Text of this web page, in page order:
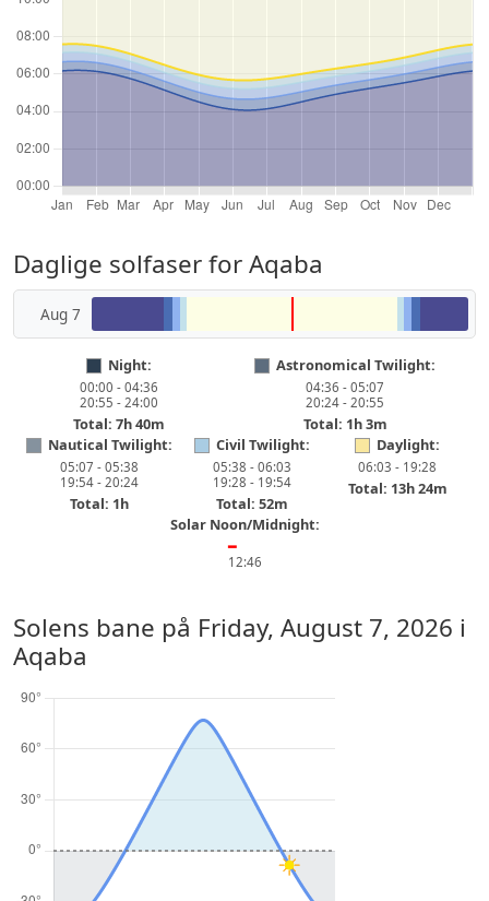
Daglige solfaser for Aqaba
Aug 7
Night:
00:00 - 04:36
20:55 - 24:00
Total: 7h 40m
Astronomical Twilight:
04:36 - 05:07
20:24 - 20:55
Total: 1h 3m
Nautical Twilight:
05:07 - 05:38
19:54 - 20:24
Total: 1h
Civil Twilight:
05:38 - 06:03
19:28 - 19:54
Total: 52m
Daylight:
06:03 - 19:28
Total: 13h 24m
Solar Noon/Midnight:
━
12:46
Solens bane på Friday, August 7, 2026 i
Aqaba